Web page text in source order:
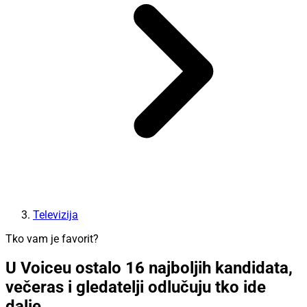
Televizija
Tko vam je favorit?
U Voiceu ostalo 16 najboljih kandidata,
večeras i gledatelji odlučuju tko ide